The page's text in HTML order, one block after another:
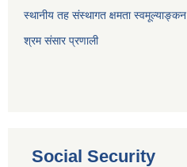
स्थानीय तह संस्थागत क्षमता स्वमूल्याङ्कन
श्रम संसार प्रणाली
Social Security